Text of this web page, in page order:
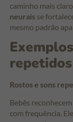
caminho mais
neurais se
mesmo padrão
repetidos
Rostos e sons
Bebês
com frequência.